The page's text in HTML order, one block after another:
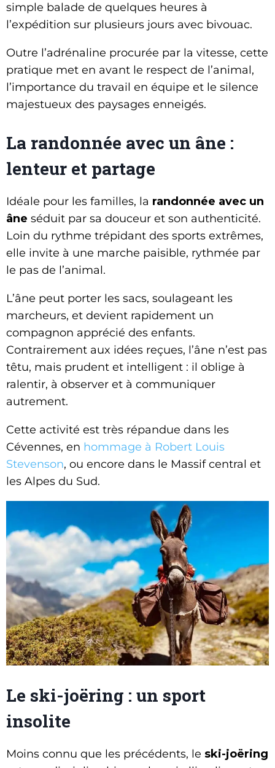
simple balade de quelques heures à
l’expédition sur plusieurs jours avec bivouac.
Outre l’adrénaline procurée par la vitesse, cette
pratique met en avant le respect de l’animal,
l’importance du travail en équipe et le silence
majestueux des paysages enneigés.
La randonnée avec un âne :
lenteur et partage
Idéale pour les familles, la randonnée avec un
âne séduit par sa douceur et son authenticité.
Loin du rythme trépidant des sports extrêmes,
elle invite à une marche paisible, rythmée par
le pas de l’animal.
L’âne peut porter les sacs, soulageant les
marcheurs, et devient rapidement un
compagnon apprécié des enfants.
Contrairement aux idées reçues, l’âne n’est pas
têtu, mais prudent et intelligent : il oblige à
ralentir, à observer et à communiquer
autrement.
Cette activité est très répandue dans les
Cévennes, en hommage à Robert Louis
Stevenson, ou encore dans le Massif central et
les Alpes du Sud.
Le ski-joëring : un sport
insolite
Moins connu que les précédents, le ski-joëring